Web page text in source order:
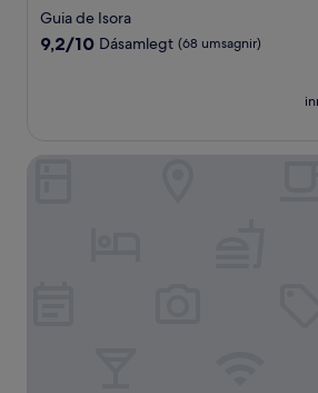
stjörnu
gististaður
Guia de Isora
9.2
9,2/10 Dásamlegt (68 umsagnir)